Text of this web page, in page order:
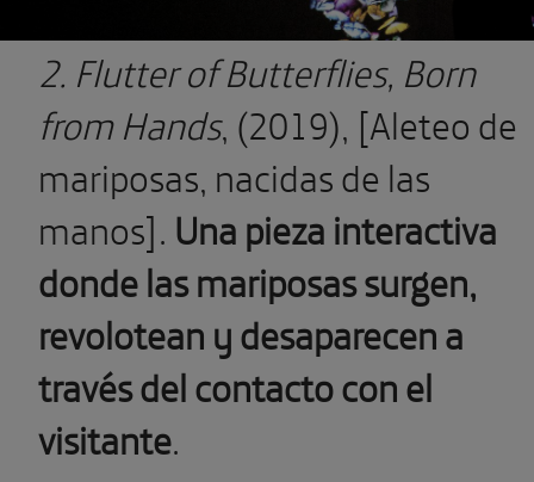
2. Flutter of Butterflies, Born
from Hands, (2019), [Aleteo de
mariposas, nacidas de las
manos]. Una pieza interactiva
donde las mariposas surgen,
revolotean y desaparecen a
través del contacto con el
visitante.